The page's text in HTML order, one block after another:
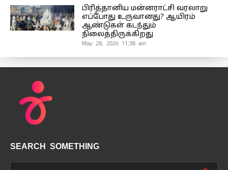
பிரித்தானிய மன்னராட்சி வரலாறு
எப்போது உருவானது? ஆயிரம்
ஆண்டுகள் கடந்தும்
நிலைத்திருக்கிறது
May 28, 2026 11:38 am
SEARCH SOMETHING